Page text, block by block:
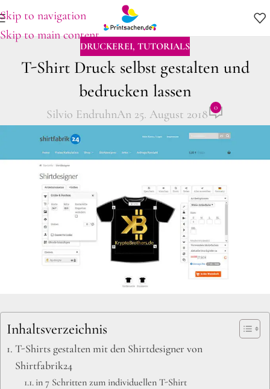
Skip to navigation
Skip to main content
DRUCKEREI, TUTORIALS
T-Shirt Druck selbst gestalten und
bedrucken lassen
Silvio EndruhnAn 25. August 2018 0
Inhaltsverzeichnis
T-Shirts gestalten mit den Shirtdesigner von
Shirtfabrik24
in 7 Schritten zum individuellen T-Shirt